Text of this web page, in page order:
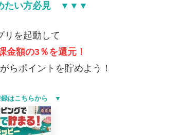
たい方必見 ▼▼▼
リを起動して
金額の3％を還元！
らポイントを貯めよう！
はこちらから ▼